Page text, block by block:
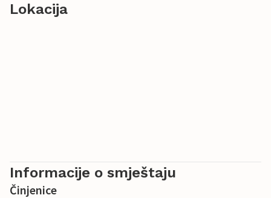
Lokacija
Informacije o smještaju
Činjenice